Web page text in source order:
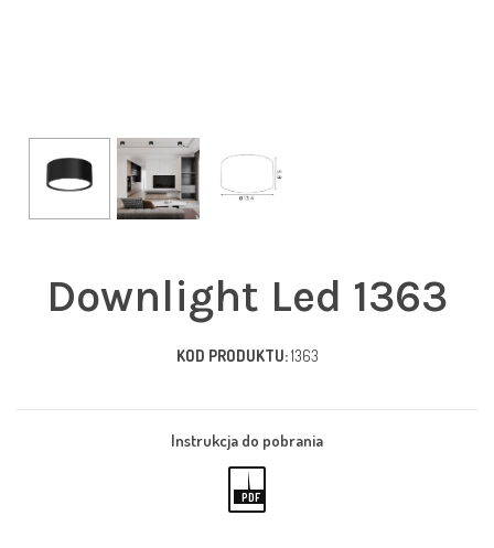
Downlight Led 1363
KOD PRODUKTU:1363
Instrukcja do pobrania
PDF